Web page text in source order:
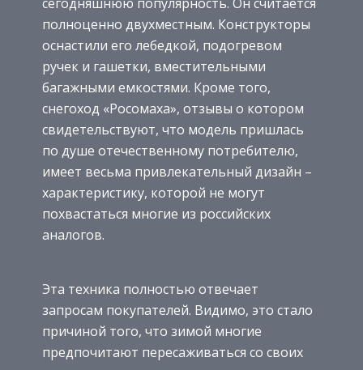
полноценно двухместным. Конструкторы
оснастили его лебедкой, подогревом
ручек и гашетки, вместительными
багажными емкостями. Кроме того,
снегоход «Росомаха», отзывы о котором
свидетельствуют, что модель пришлась
по душе отечественному потребителю,
имеет весьма привлекательный дизайн –
характеристику, которой не могут
похвастаться многие из российских
аналогов.
Эта техника полностью отвечает
запросам покупателей. Видимо, это стало
причиной того, что зимой многие
предпочитают пересаживаться со своих